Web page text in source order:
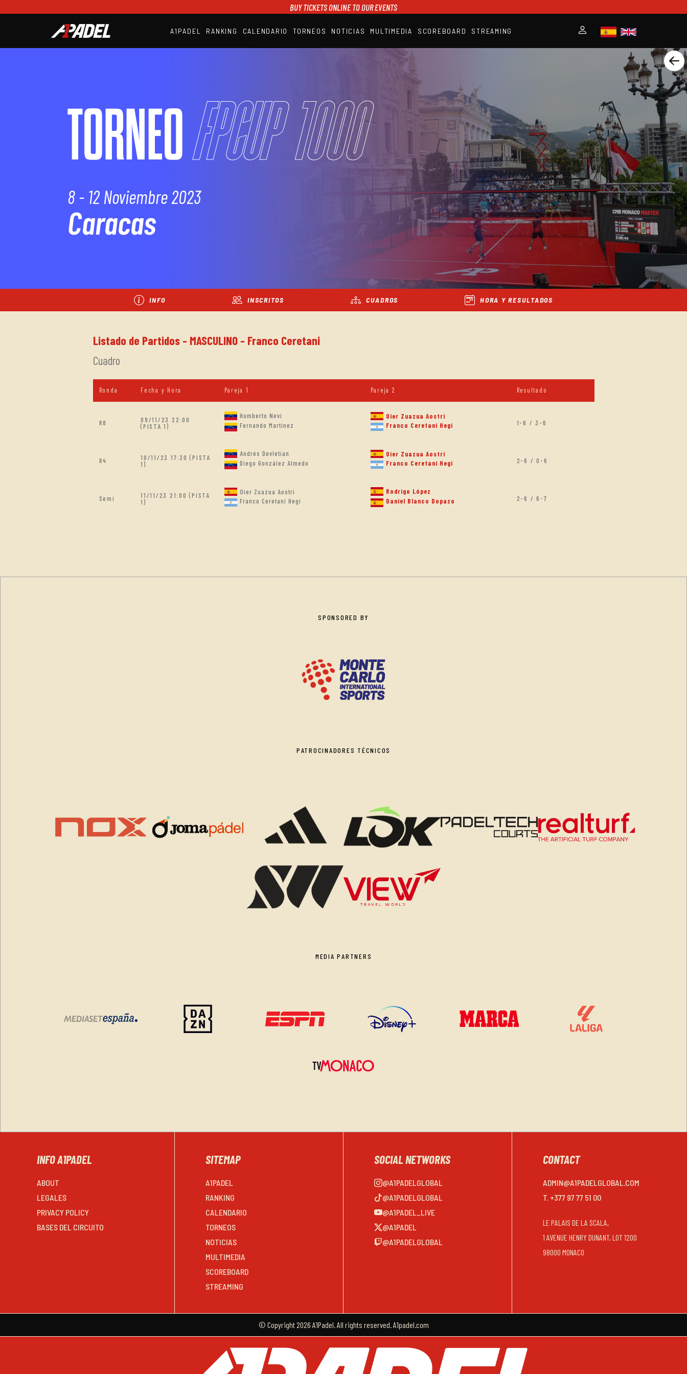
BUY TICKETS ONLINE TO OUR EVENTS
A1PADEL RANKING CALENDARIO TORNEOS NOTICIAS MULTIMEDIA SCOREBOARD STREAMING
SCOREBOARD
STREAMING
TORNEOFPCUP 1000
8 - 12 Noviembre 2023
Caracas
INFO INSCRITOS CUADROS HORA Y RESULTADOS
Listado de Partidos - MASCULINO - Franco Ceretani
Cuadro
Ronda Fecha y Hora Pareja 1 Pareja 2 Resultado
R8
09/11/23 22:00
(PISTA 1)
Humberto Nevi
Fernando Martinez
Oier Zuazua Aostri
Franco Ceretani Hegi
1-6 / 3-6
R4
10/11/23 17:30 (PISTA
1)
Andrés Devletian
Diego González Almedo
Oier Zuazua Aostri
Franco Ceretani Hegi
2-6 / 0-6
Semi
11/11/23 21:00 (PISTA
1)
Oier Zuazua Aostri
Franco Ceretani Hegi
Rodrigo López
Daniel Blanco Dopazo
2-6 / 6-7
SPONSORED BY
PATROCINADORES TÉCNICOS
MEDIA PARTNERS
INFO A1PADEL
ABOUT
LEGALES
PRIVACY POLICY
BASES DEL CIRCUITO
SITEMAP
A1PADEL
RANKING
CALENDARIO
TORNEOS
NOTICIAS
MULTIMEDIA
SCOREBOARD
STREAMING
SOCIAL NETWORKS
@A1PADELGLOBAL
@A1PADELGLOBAL
@A1PADEL_LIVE
@A1PADEL
@A1PADELGLOBAL
CONTACT
ADMIN@A1PADELGLOBAL.COM
T. +377 97 77 51 00
LE PALAIS DE LA SCALA,
1 AVENUE HENRY DUNANT, LOT 1200
98000 MONACO
© Copyright 2026 A1Padel. All rights reserved. A1padel.com